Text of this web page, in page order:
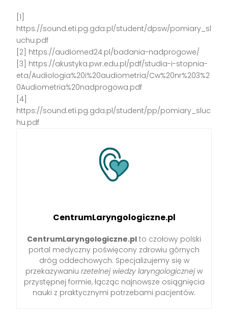
[1]
https://sound.eti.pg.gda.pl/student/dpsw/pomiary_sl
uchu.pdf
[2] https://audiomed24.pl/badania-nadprogowe/
[3] https://akustyka.pwr.edu.pl/pdf/studia-i-stopnia-
eta/Audiologia%20i%20audiometria/Cw%20nr%203%2
0Audiometria%20nadprogowa.pdf
[4]
https://sound.eti.pg.gda.pl/student/pp/pomiary_sluc
hu.pdf
CentrumLaryngologiczne.pl
CentrumLaryngologiczne.pl to czołowy polski
portal medyczny poświęcony zdrowiu górnych
dróg oddechowych. Specjalizujemy się w
przekazywaniu rzetelnej wiedzy laryngologicznejw
przystępnej formie, łącząc najnowsze osiągnięcia
nauki z praktycznymi potrzebami pacjentów.